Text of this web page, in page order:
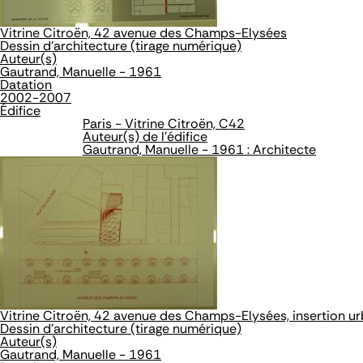
Vitrine Citroën, 42 avenue des Champs-Elysées
Dessin d'architecture (tirage numérique)
Auteur(s)
Gautrand, Manuelle - 1961
Datation
2002-2007
Édifice
Paris - Vitrine Citroën, C42
Auteur(s) de l'édifice
Gautrand, Manuelle - 1961 : Architecte
Vitrine Citroën, 42 avenue des Champs-Elysées, insertion
Dessin d'architecture (tirage numérique)
Auteur(s)
Gautrand, Manuelle - 1961